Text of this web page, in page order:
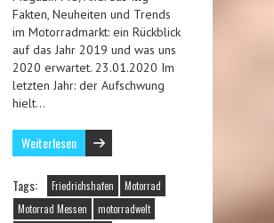
Fakten, Neuheiten und Trends
im Motorradmarkt: ein Rückblick
auf das Jahr 2019 und was uns
2020 erwartet. 23.01.2020 Im
letzten Jahr: der Aufschwung
hielt…
Weiterlesen
Tags: Friedrichshafen
Motorrad
Motorrad Messen
motorradwelt